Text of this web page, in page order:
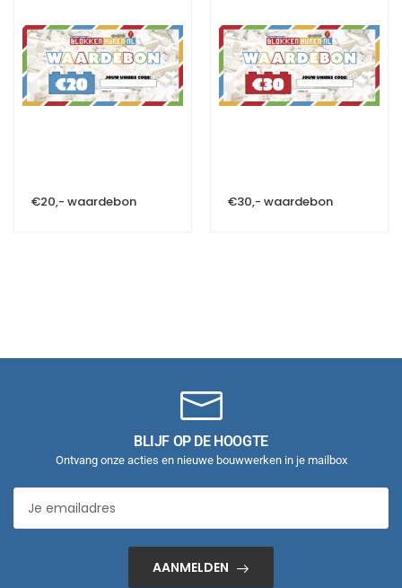
€20,- waardebon €30,- waardebon
BLIJF OP DE HOOGTE
Ontvang onze acties en nieuwe bouwwerken in je mailbox
AANMELDEN